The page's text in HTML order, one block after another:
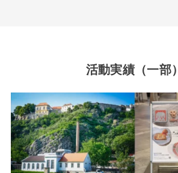
活動実績（一部）